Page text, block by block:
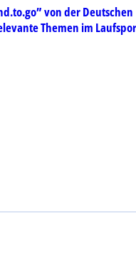
von der Deutschen
Themen im